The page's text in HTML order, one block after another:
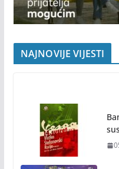
NAJNOVIJE VIJESTI